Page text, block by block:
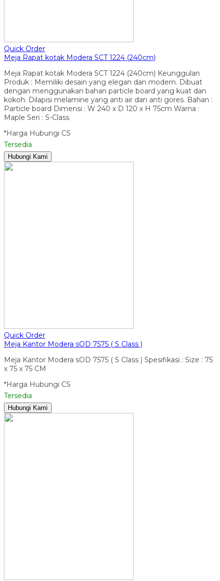
Quick Order
Meja Rapat kotak Modera SCT 1224 (240cm)
Meja Rapat kotak Modera SCT 1224 (240cm) Keunggulan
Produk : Memiliki desain yang elegan dan modern. Dibuat
dengan menggunakan bahan particle board yang kuat dan
kokoh. Dilapisi melamine yang anti air dan anti gores. Bahan :
Particle board Dimensi : W 240 x D 120 x H 75cm Warna :
Maple Seri : S-Class
*Harga Hubungi CS
Tersedia
Hubungi Kami
Quick Order
Meja Kantor Modera sOD 7575 ( S Class )
Meja Kantor Modera sOD 7575 ( S Class ) Spesifikasi : Size : 75
x 75 x 75 CM
*Harga Hubungi CS
Tersedia
Hubungi Kami